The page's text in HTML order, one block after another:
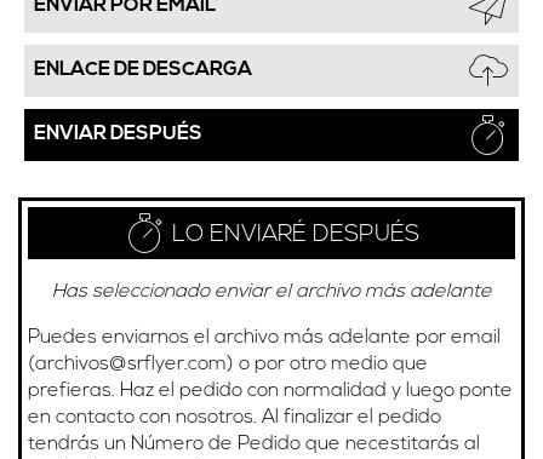
ENVIAR POR EMAIL
ENLACE DE DESCARGA
ENVIAR DESPUÉS
LO ENVIARÉ DESPUÉS
Has seleccionado enviar el archivo más adelante
Puedes enviarnos el archivo más adelante por email
(archivos@srflyer.com) o por otro medio que
prefieras. Haz el pedido con normalidad y luego ponte
en contacto con nosotros. Al finalizar el pedido
tendrás un Número de Pedido que necestitarás al